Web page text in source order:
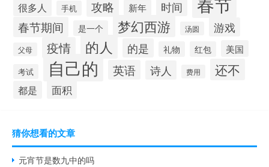
很多人 手机 攻略 新年 时间
春节期间 是一个 梦幻西游 汤圆 游戏
父母 疫情 的人 的是 礼物 红包 美国
考试 自己的 英语 诗人 费用 还不
都是 面积
猜你想看的文章
元宵节是数九中的吗